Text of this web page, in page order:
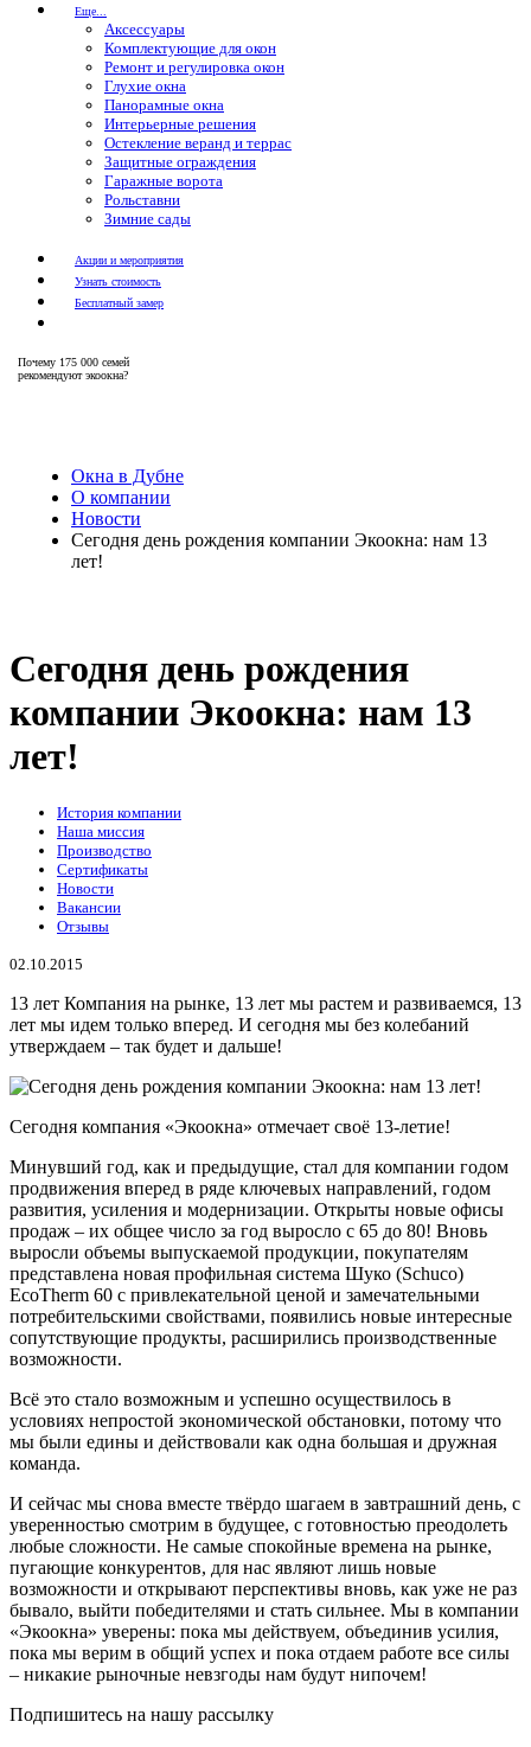
Еще...
Аксессуары
Комплектующие для окон
Ремонт и регулировка окон
Глухие окна
Панорамные окна
Интерьерные решения
Остекление веранд и террас
Защитные ограждения
Гаражные ворота
Рольставни
Зимние сады
Акции и мероприятия
Узнать стоимость
Бесплатный замер
Почему 175 000 семей
рекомендуют экоокна?
Окна в Дубне
О компании
Новости
Сегодня день рождения компании Экоокна: нам 13
лет!
Сегодня день рождения
компании Экоокна: нам 13
лет!
История компании
Наша миссия
Производство
Сертификаты
Новости
Вакансии
Отзывы
02.10.2015
13 лет Компания на рынке, 13 лет мы растем и развиваемся, 13
лет мы идем только вперед. И сегодня мы без колебаний
утверждаем – так будет и дальше!
Сегодня компания «Экоокна» отмечает своё 13-летие!
Минувший год, как и предыдущие, стал для компании годом
продвижения вперед в ряде ключевых направлений, годом
развития, усиления и модернизации. Открыты новые офисы
продаж – их общее число за год выросло с 65 до 80! Вновь
выросли объемы выпускаемой продукции, покупателям
представлена новая профильная система Шуко (Schuco)
EcoTherm 60 с привлекательной ценой и замечательными
потребительскими свойствами, появились новые интересные
сопутствующие продукты, расширились производственные
возможности.
Всё это стало возможным и успешно осуществилось в
условиях непростой экономической обстановки, потому что
мы были едины и действовали как одна большая и дружная
команда.
И сейчас мы снова вместе твёрдо шагаем в завтрашний день, с
уверенностью смотрим в будущее, с готовностью преодолеть
любые сложности. Не самые спокойные времена на рынке,
пугающие конкурентов, для нас являют лишь новые
возможности и открывают перспективы вновь, как уже не раз
бывало, выйти победителями и стать сильнее. Мы в компании
«Экоокна» уверены: пока мы действуем, объединив усилия,
пока мы верим в общий успех и пока отдаем работе все силы
– никакие рыночные невзгоды нам будут нипочем!
Подпишитесь на нашу рассылку